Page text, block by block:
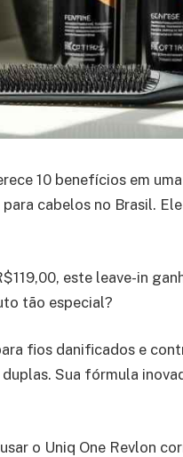
10 benefícios em
cabelos no Brasil.
este leave-in
tão especial?
fios danificados e
Sua fórmula
o Uniq One Revlon